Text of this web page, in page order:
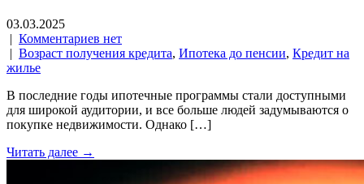
03.03.2025
| Комментариев нет
| Возраст получения кредита, Ипотека до пенсии, Кредит на
жилье
В последние годы ипотечные программы стали доступными
для широкой аудитории, и все больше людей задумываются о
покупке недвижимости. Однако […]
Читать далее →